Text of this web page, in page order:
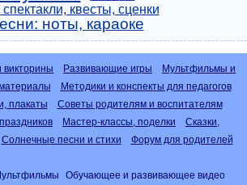
квесты, сценки
ноты, караоке
викторины Развивающие игры
Мультфильмы и
Методики и конспекты для педагогов
плакаты
Советы родителям и воспитателям
Мастер-классы, поделки
Сказки,
Солнечные песни и стихи Форум для родителей
Обучающее и развивающее видео